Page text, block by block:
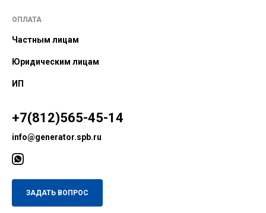
ОПЛАТА
Частным лицам
Юридическим лицам
ИП
+7(812)565-45-14
info@generator.spb.ru
ЗАДАТЬ ВОПРОС